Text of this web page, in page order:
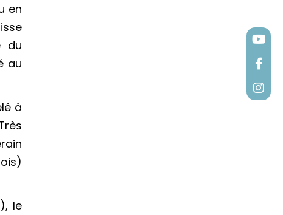
en
du
au
à
le